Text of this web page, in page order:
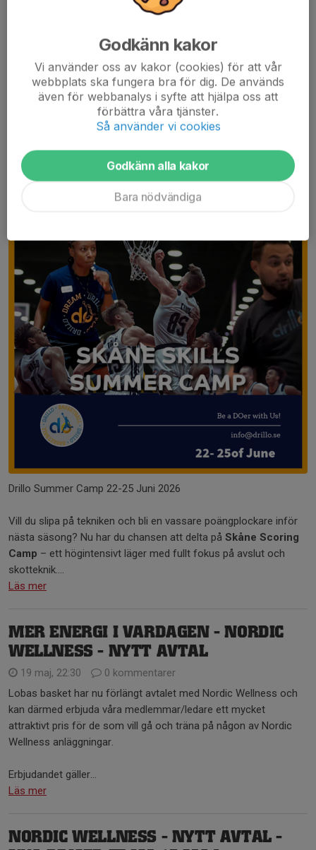
Läs mer
22 maj, 17:29 0 kommentarer
Drillo Summer Camp 22-25 Juni 2026
Vill du slipa på tekniken och bli en vassare poängplockare inför
nästa säsong? Nu har du chansen att delta på Skåne Scoring
Camp – ett högintensivt läger med fullt fokus på avslut och
skotteknik....
Läs mer
MER ENERGI I VARDAGEN - NORDIC
WELLNESS - NYTT AVTAL
19 maj, 22:30
0 kommentarer
Lobas basket har nu förlängt avtalet med Nordic Wellness och
kan därmed erbjuda våra medlemmar/ledare ett mycket
attraktivt pris för de som vill gå och träna på någon av Nordic
Wellness anläggningar.
Erbjudandet gäller...
Läs mer
NORDIC WELLNESS - NYTT AVTAL -
Godkänn kakor
Vi använder oss av kakor (cookies) för att vår
webbplats ska fungera bra för dig. De används
även för webbanalys i syfte att hjälpa oss att
förbättra våra tjänster.
Så använder vi cookies
Godkänn alla kakor
Bara nödvändiga